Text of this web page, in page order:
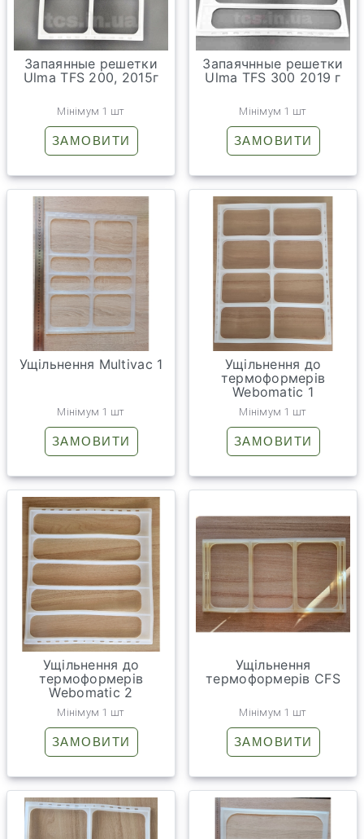
Запаянные решетки
Ulma TFS 200, 2015г
Мінімум 1 шт
ЗАМОВИТИ
Запаячнные решетки
Ulma TFS 300 2019 г
Мінімум 1 шт
ЗАМОВИТИ
Ущільнення Multivac 1
Мінімум 1 шт
ЗАМОВИТИ
Ущільнення до
термоформерів
Webomatic 1
Мінімум 1 шт
ЗАМОВИТИ
Ущільнення до
термоформерів
Webomatic 2
Мінімум 1 шт
ЗАМОВИТИ
Ущільнення
термоформерів CFS
Мінімум 1 шт
ЗАМОВИТИ